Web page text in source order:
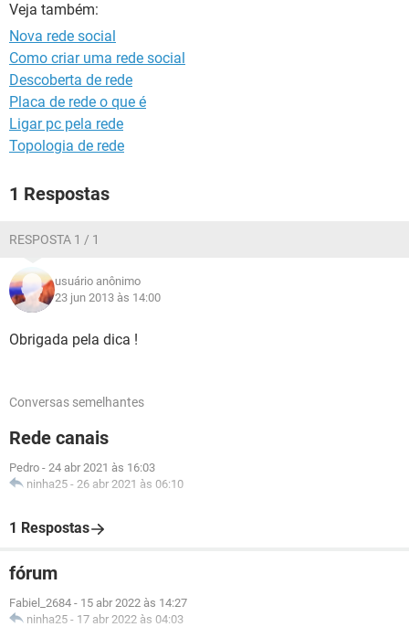
Veja também:
Nova rede social
Como criar uma rede social
Descoberta de rede
Placa de rede o que é
Ligar pc pela rede
Topologia de rede
1 Respostas
RESPOSTA 1 / 1
usuário anônimo
23 jun 2013 às 14:00
Obrigada pela dica !
Conversas semelhantes
Rede canais
Pedro - 24 abr 2021 às 16:03
ninha25 - 26 abr 2021 às 06:10
1 Respostas
fórum
Fabiel_2684 - 15 abr 2022 às 14:27
ninha25 - 17 abr 2022 às 04:03